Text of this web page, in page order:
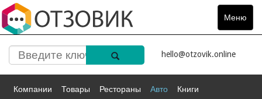
Меню
Toggle
hello@otzovik.online
Компании Товары Рестораны Авто Книги